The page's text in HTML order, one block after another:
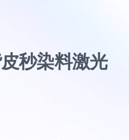
秒染料激光